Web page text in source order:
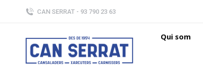
CAN SERRAT - 93 790 23 63
Qui som